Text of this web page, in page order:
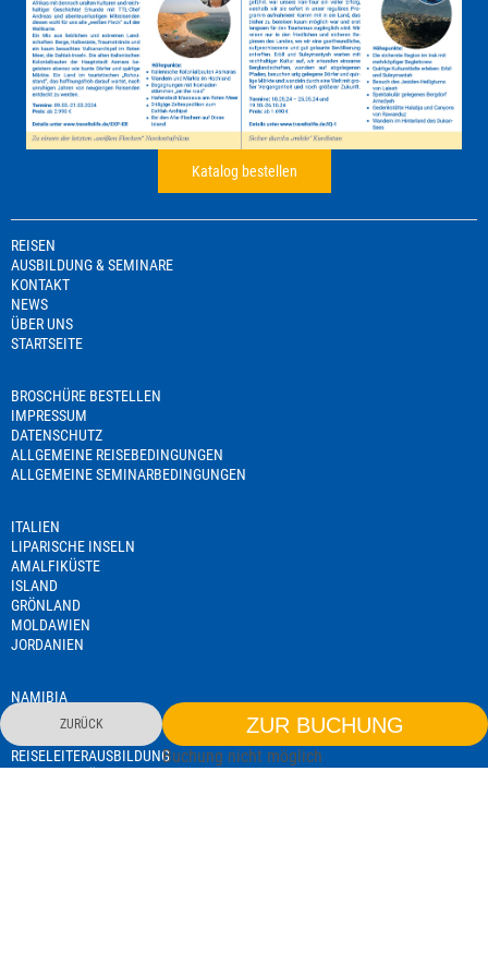
ZURÜCK ZUR BUCHUNG
Buchung nicht möglich
Katalog bestellen
REISEN
AUSBILDUNG & SEMINARE
KONTAKT
NEWS
ÜBER UNS
STARTSEITE
BROSCHÜRE BESTELLEN
IMPRESSUM
DATENSCHUTZ
ALLGEMEINE REISEBEDINGUNGEN
ALLGEMEINE SEMINARBEDINGUNGEN
ITALIEN
LIPARISCHE INSELN
AMALFIKÜSTE
ISLAND
GRÖNLAND
MOLDAWIEN
JORDANIEN
NAMIBIA
TANSANIA
REISELEITERAUSBILDUNG